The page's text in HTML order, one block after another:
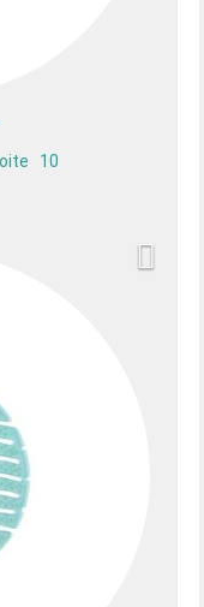
10